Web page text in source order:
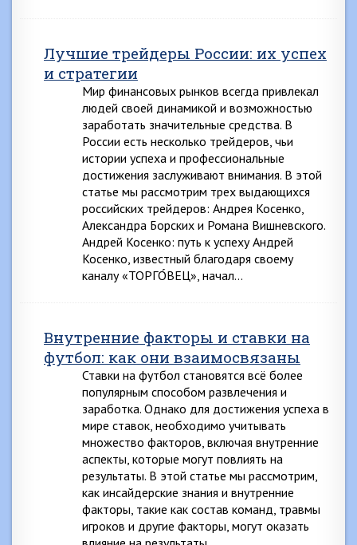
Лучшие трейдеры России: их успех
и стратегии
Мир финансовых рынков всегда привлекал
людей своей динамикой и возможностью
заработать значительные средства. В
России есть несколько трейдеров, чьи
истории успеха и профессиональные
достижения заслуживают внимания. В этой
статье мы рассмотрим трех выдающихся
российских трейдеров: Андрея Косенко,
Александра Борских и Романа Вишневского.
Андрей Косенко: путь к успеху Андрей
Косенко, известный благодаря своему
каналу «ТОРГО́ВЕЦ», начал…
Внутренние факторы и ставки на
футбол: как они взаимосвязаны
Ставки на футбол становятся всё более
популярным способом развлечения и
заработка. Однако для достижения успеха в
мире ставок, необходимо учитывать
множество факторов, включая внутренние
аспекты, которые могут повлиять на
результаты. В этой статье мы рассмотрим,
как инсайдерские знания и внутренние
факторы, такие как состав команд, травмы
игроков и другие факторы, могут оказать